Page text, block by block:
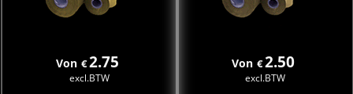
Von €2.75
excl.BTW
Von €2.50
excl.BTW